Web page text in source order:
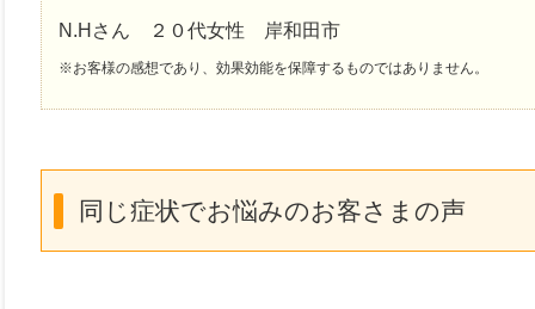
N.Hさん ２０代女性 岸和田市
※お客様の感想であり、効果効能を保障するものではありません。
同じ症状でお悩みのお客さまの声